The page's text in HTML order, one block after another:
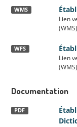
WMS
Lien
WFS
Lien
Documentation
PDF